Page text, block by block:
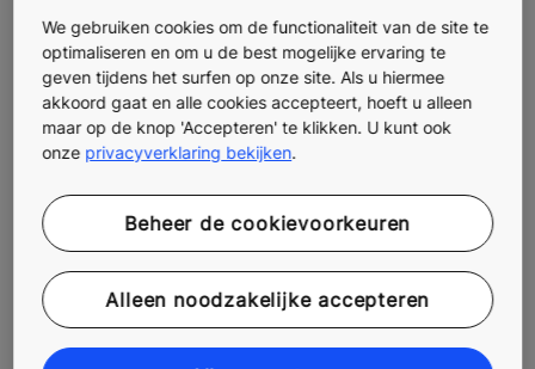
Brandweerliften: EN 81-72 conforme
oplossingen
Onze oplossingen voor EN 81-72 conforme liften
We gebruiken cookies om de functionaliteit van de site te
optimaliseren en om u de best mogelijke ervaring te
geven tijdens het surfen op onze site. Als u hiermee
akkoord gaat en alle cookies accepteert, hoeft u alleen
maar op de knop 'Accepteren' te klikken. U kunt ook
onze privacyverklaring bekijken.
Beheer de cookievoorkeuren
Alleen noodzakelijke accepteren